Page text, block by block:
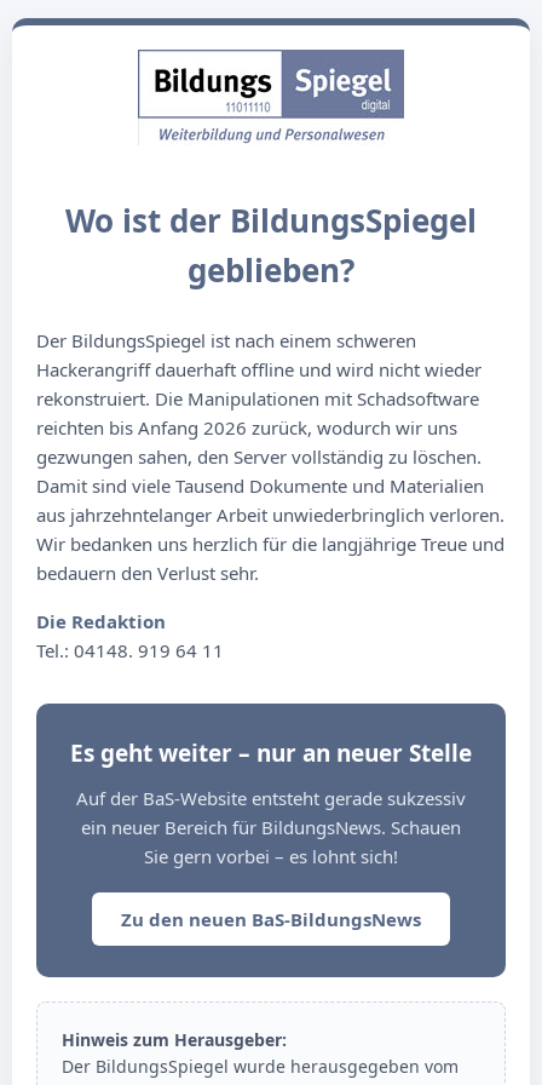
Wo ist der BildungsSpiegel
geblieben?
Der BildungsSpiegel ist nach einem schweren
Hackerangriff dauerhaft offline und wird nicht wieder
rekonstruiert. Die Manipulationen mit Schadsoftware
reichten bis Anfang 2026 zurück, wodurch wir uns
gezwungen sahen, den Server vollständig zu löschen.
Damit sind viele Tausend Dokumente und Materialien
aus jahrzehntelanger Arbeit unwiederbringlich verloren.
Wir bedanken uns herzlich für die langjährige Treue und
bedauern den Verlust sehr.
Die Redaktion
Tel.: 04148. 919 64 11
Es geht weiter – nur an neuer Stelle
Auf der BaS-Website entsteht gerade sukzessiv
ein neuer Bereich für BildungsNews. Schauen
Sie gern vorbei – es lohnt sich!
Zu den neuen BaS-BildungsNews
Hinweis zum Herausgeber:
Der BildungsSpiegel wurde herausgegeben vom